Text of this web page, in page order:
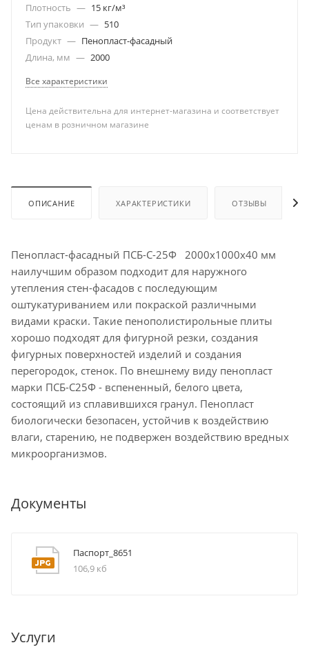
Плотность — 15 кг/м³
Тип упаковки — 510
Продукт — Пенопласт-фасадный
Длина, мм — 2000
Все характеристики
Цена действительна для интернет-магазина и соответствует
ценам в розничном магазине
ОПИСАНИЕ ХАРАКТЕРИСТИКИ ОТЗЫВЫ
Пенопласт-фасадный ПСБ-С-25Ф 2000х1000х40 мм
наилучшим образом подходит для наружного
утепления стен-фасадов с последующим
оштукатуриванием или покраской различными
видами краски. Такие пенополистирольные плиты
хорошо подходят для фигурной резки, создания
фигурных поверхностей изделий и создания
перегородок, стенок. По внешнему виду пенопласт
марки ПСБ-С25Ф - вспененный, белого цвета,
состоящий из сплавившихся гранул. Пенопласт
биологически безопасен, устойчив к воздействию
влаги, старению, не подвержен воздействию вредных
микроорганизмов.
Документы
Паспорт_8651
106,9 кб
Услуги